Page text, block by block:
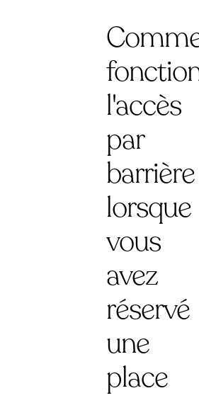
l'accès
par
barrière
lorsque
vous
avez
réservé
une
place